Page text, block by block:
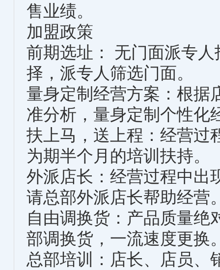
售业绩。
加盟政策
前期选址： 无门面派专
择，派专人筛选门面。
量身定制经营方案：根据
准分析，量身定制个性化
扶上马，送上程：经营过
为期半个月的培训扶持。
外派店长：经营过程中出
请总部外派店长帮助经营
自由调换货：产品质量绝
部调换货，一流速度更换
总部培训：店长、店员、